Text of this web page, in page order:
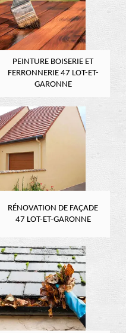
PEINTURE BOISERIE ET
FERRONNERIE 47 LOT-ET-
GARONNE
RÉNOVATION DE FAÇADE
47 LOT-ET-GARONNE